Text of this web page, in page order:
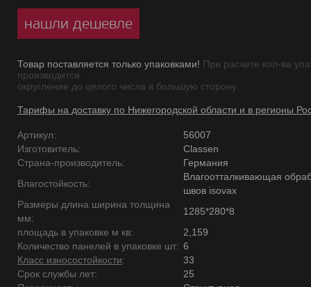
нашли дешевле
Товар поставляется только упаковками! При расчете кол-ва
производится
округление до целого числа в большую сторону.
Тарифы на доставку по Нижегородской области и в регионы
Артикул:
56007
Изготовитель:
Classen
Страна-производитель:
Германия
Влагостойкость:
Влагоотталкивающая
швов isovax
Размеры длина ширина толщина
мм:
1285*280*8
площадь в упаковке м кв:
2,159
Количество панелей в упаковке шт: 6
Класс износостойкости:
33
Срок службы лет:
25